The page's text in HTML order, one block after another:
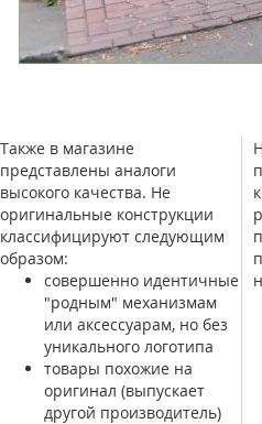
Также в магазине
представлены аналоги
высокого качества. Не
оригинальные конструкции
классифицируют следующим
образом:
совершенно идентичные
"родным" механизмам
или аксессуарам, но без
уникального логотипа
товары похожие на
оригинал (выпускает
другой производитель)